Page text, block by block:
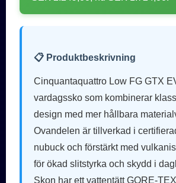
📋 Produktbeskrivning
Cinquantaquattro Low FG GTX
vardagssko som kombinerar
design med mer hållbara
Ovandelen är tillverkad i
nubuck och förstärkt med
för ökad slitstyrka och skydd i
Skon har ett vattentätt GORE-